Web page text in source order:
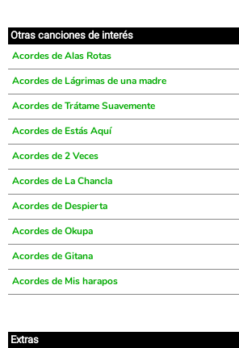
Otras canciones de interés
Acordes de Alas Rotas
Acordes de Lágrimas de una madre
Acordes de Trátame Suavemente
Acordes de Estás Aquí
Acordes de 2 Veces
Acordes de La Chancla
Acordes de Despierta
Acordes de Okupa
Acordes de Gitana
Acordes de Mis harapos
Extras